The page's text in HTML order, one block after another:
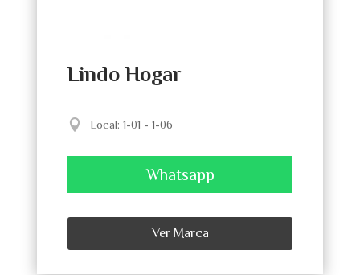
Lindo Hogar
Local: 1-01 - 1-06
Whatsapp
Ver Marca